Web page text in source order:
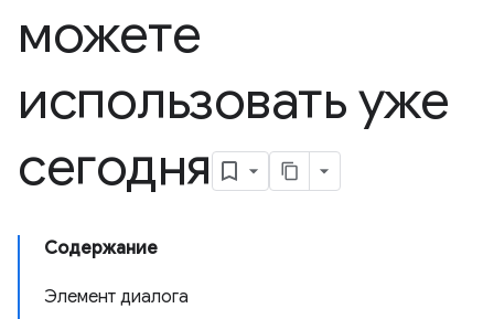
можете
использовать уже
сегодня
Содержание
Элемент диалога